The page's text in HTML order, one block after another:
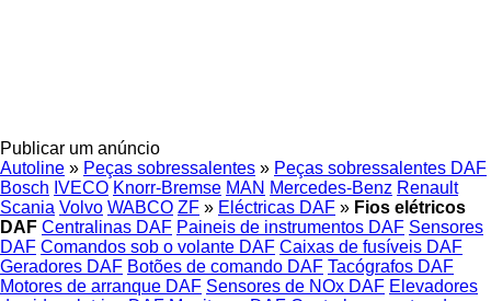
Publicar um anúncio
Autoline » Peças sobressalentes » Peças sobressalentes DAF
Bosch IVECO Knorr-Bremse MAN Mercedes-Benz Renault
Scania Volvo WABCO ZF » Eléctricas DAF » Fios elétricos
DAF Centralinas DAF Paineis de instrumentos DAF Sensores
DAF Comandos sob o volante DAF Caixas de fusíveis DAF
Geradores DAF Botões de comando DAF Tacógrafos DAF
Motores de arranque DAF Sensores de NOx DAF Elevadores